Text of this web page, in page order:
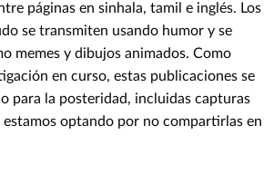
páginas en sinhala, tamil e inglés. Los
se transmiten usando humor y se
memes y dibujos animados. Como
en curso, estas publicaciones se
para la posteridad, incluidas capturas
optando por no compartirlas en